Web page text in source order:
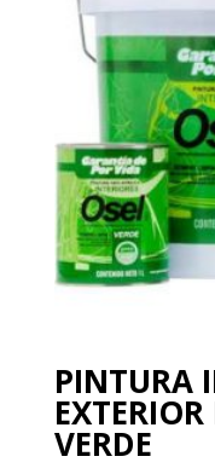
PINTURA
VERDE